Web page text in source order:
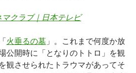
クラブ｜日本テレビ
火垂るの墓 」。これまで何度か放
公開時に「となりのトトロ」を観
観させられたトラウマがあってそ